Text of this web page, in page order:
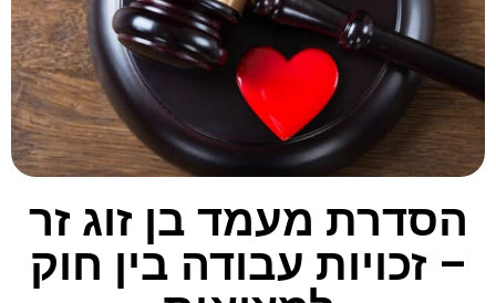
הסדרת מעמד בן זוג זר
– זכויות עבודה בין חוק